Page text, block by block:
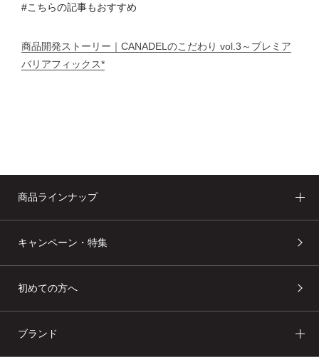
#こちらの記事もおすすめ
商品開発ストーリー｜CANADELのこだわり vol.3～プレミア
バリアフィックス*
商品ラインナップ
キャンペーン・特集
初めての方へ
ブランド